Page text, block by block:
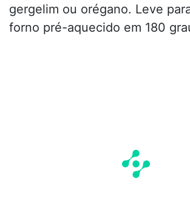
gergelim ou orégano. Leve
forno pré-aquecido em 180